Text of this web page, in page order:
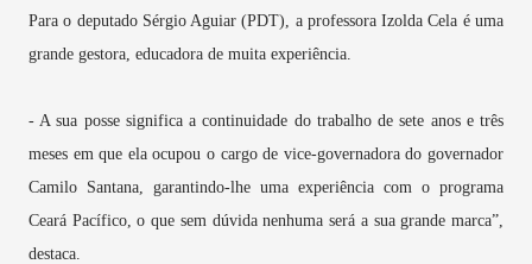
Para o deputado Sérgio Aguiar (PDT), a professora Izolda Cela é uma
grande gestora, educadora de muita experiência.
- A sua posse significa a continuidade do trabalho de sete anos e três
meses em que ela ocupou o cargo de vice-governadora do governador
Camilo Santana, garantindo-lhe uma experiência com o programa
Ceará Pacífico, o que sem dúvida nenhuma será a sua grande marca”,
destaca.